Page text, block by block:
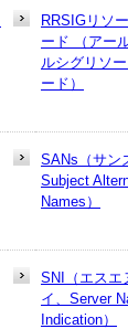
RRSIGリソ
ード （アー
ルシグリソ
ード）
SANs（サン
Subject
Names）
SNI（エスエ
イ、Server
Indication）